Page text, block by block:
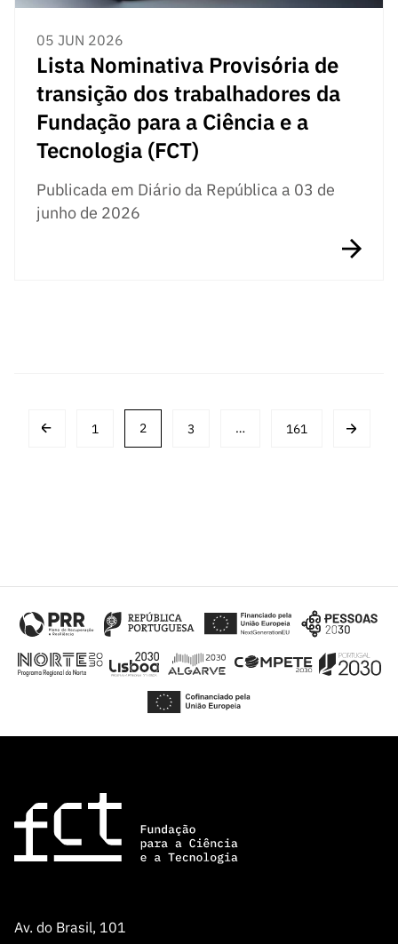
05 JUN 2026
Lista Nominativa Provisória de
transição dos trabalhadores da
Fundação para a Ciência e a
Tecnologia (FCT)
Publicada em Diário da República a 03 de
junho de 2026
Posts1 2 3 … 161
Av. do Brasil, 101